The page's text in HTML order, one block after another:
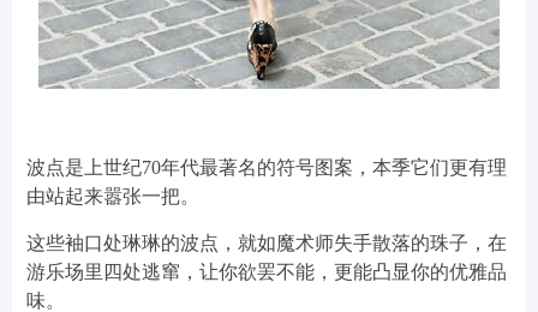
波点是上世纪70年代最著名的符号图案，本季它们更有理
由站起来嚣张一把。
这些袖口处琳琳的波点，就如魔术师失手散落的珠子，在
游乐场里四处逃窜，让你欲罢不能，更能凸显你的优雅品
味。